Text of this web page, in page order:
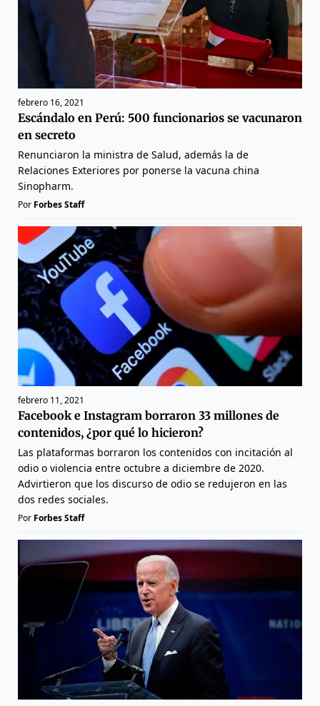
febrero 16, 2021
Escándalo en Perú: 500 funcionarios se vacunaron
en secreto
Renunciaron la ministra de Salud, además la de
Relaciones Exteriores por ponerse la vacuna china
Sinopharm.
Por Forbes Staff
febrero 11, 2021
Facebook e Instagram borraron 33 millones de
contenidos, ¿por qué lo hicieron?
Las plataformas borraron los contenidos con incitación al
odio o violencia entre octubre a diciembre de 2020.
Advirtieron que los discurso de odio se redujeron en las
dos redes sociales.
Por Forbes Staff